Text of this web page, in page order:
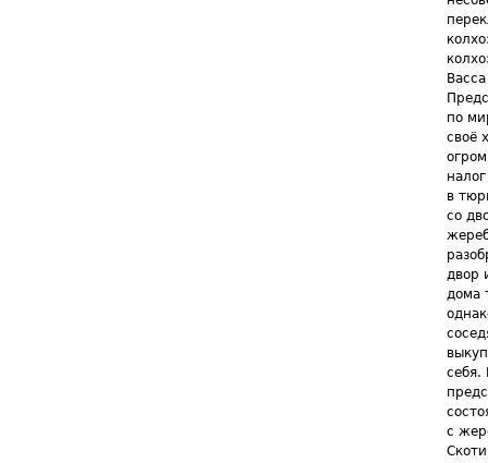
по
своё
в
со
двор
дома
себя.
с